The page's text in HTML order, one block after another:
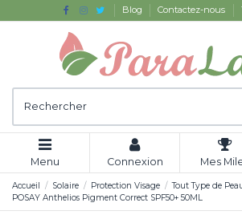
Blog Contactez-nous
Menu Connexion Mes
Accueil Solaire Protection Visage Tout Type de
POSAY Anthelios Pigment Correct SPF50+ 50ML